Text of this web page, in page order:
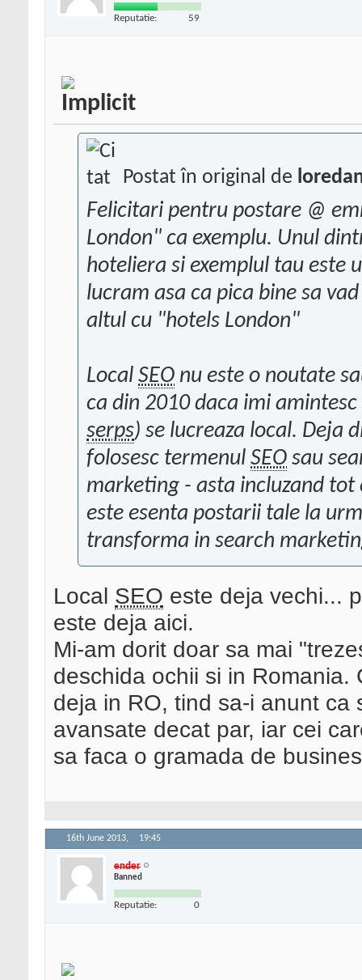
Reputatie: 59
Postat în original de
Felicitari pentru postare @
London" ca exemplu. Unul
hoteliera si exemplul tau este
lucram asa ca pica bine sa
altul cu "hotels London"
Local SEO nu este o noutate
ca din 2010 daca imi
serps) se lucreaza local. Deja
folosesc termenul SEO sau
marketing - asta incluzand tot
este esenta postarii tale la
transforma in search
Local SEO este deja vechi...
este deja aici.
Mi-am dorit doar sa mai
deschida ochii si in
deja in RO, tind sa-i anunt ca
avansate decat par, iar cei
sa faca o gramada de
16th June 2013, 19:45
ender
Banned
Reputatie: 0